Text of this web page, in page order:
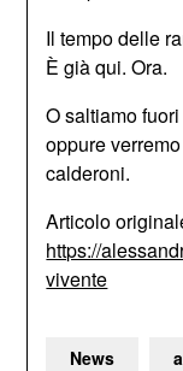
Il tempo delle
È già qui. Ora.
O saltiamo
oppure
calderoni.
Articolo
https://
vivente
News